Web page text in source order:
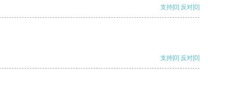
支持[0] 反对[0]
支持[0] 反对[0]